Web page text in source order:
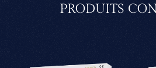
PRODUITS